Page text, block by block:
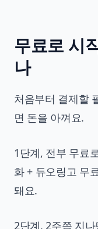
무료로 시
나
처음부터 결제할
면 돈을 아껴요.
1단계, 전부 무료
화 + 듀오링고 무
돼요.
2단계, 2주쯤 지